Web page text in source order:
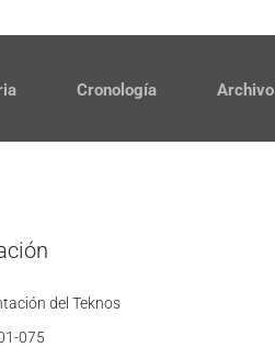
Cronología Archivo
del Teknos
075